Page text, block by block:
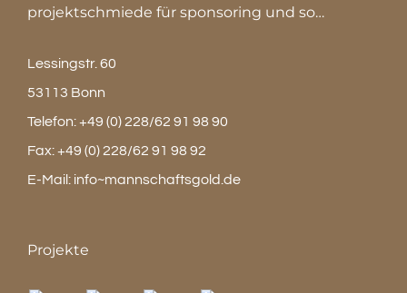
projektschmiede für sponsoring und so…
Lessingstr. 60
53113 Bonn
Telefon:+49 (0) 228/62 91 98 90
Fax:+49 (0) 228/62 91 98 92
E-Mail: info~mannschaftsgold.de
Projekte